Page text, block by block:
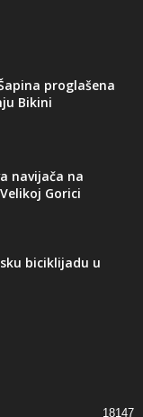
proglašena
Bikini
navijača na
Gorici
biciklijadu u
18147